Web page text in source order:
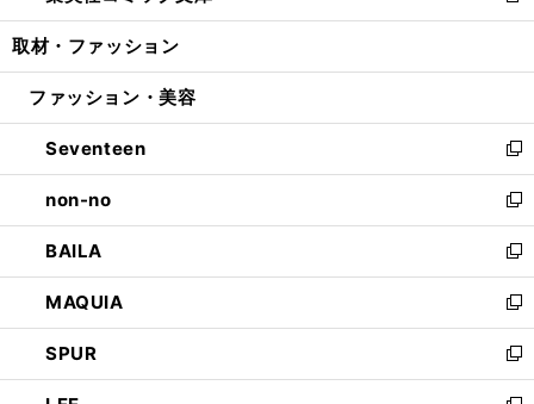
開
ウ
開
ン
ウ
開
く
ウ
ン
ウ
で
開
く
し
ウ
ン
ド
ウ
で
開
く
取材・ファッション
ファッション・美容
Seventeen
新
し
い
ウ
ィ
ン
ド
ウ
で
開
non-no
新
し
い
ウ
ィ
ン
ド
ウ
BAILA
新
し
い
ウ
ィ
ン
MAQUIA
新
し
い
ウ
SPUR
新
し